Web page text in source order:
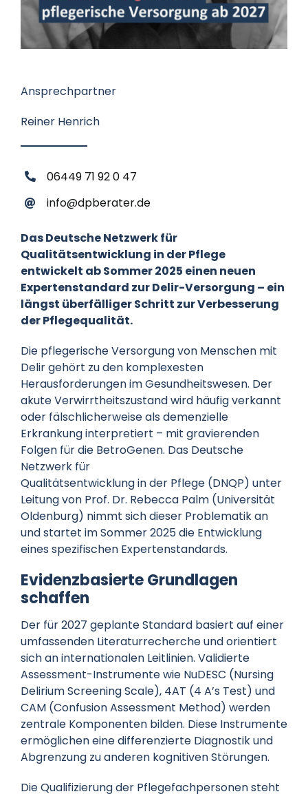
Ansprechpartner
Reiner Henrich
06449 71 92 0 47
info@dpberater.de
Das Deutsche Netzwerk für
Qualitätsentwicklung in der Pflege
entwickelt ab Sommer 2025 einen neuen
Expertenstandard zur Delir-Versorgung – ein
längst überfälliger Schritt zur Verbesserung
der Pflegequalität.
Die pflegerische Versorgung von Menschen mit
Delir gehört zu den komplexesten
Herausforderungen im Gesundheitswesen. Der
akute Verwirrtheitszustand wird häufig verkannt
oder fälschlicherweise als demenzielle
Erkrankung interpretiert – mit gravierenden
Folgen für die BetroGenen. Das Deutsche
Netzwerk für
Qualitätsentwicklung in der Pflege (DNQP) unter
Leitung von Prof. Dr. Rebecca Palm (Universität
Oldenburg) nimmt sich dieser Problematik an
und startet im Sommer 2025 die Entwicklung
eines spezifischen Expertenstandards.
Evidenzbasierte Grundlagen
schaffen
Der für 2027 geplante Standard basiert auf einer
umfassenden Literaturrecherche und orientiert
sich an internationalen Leitlinien. Validierte
Assessment-Instrumente wie NuDESC (Nursing
Delirium Screening Scale), 4AT (4 A’s Test) und
CAM (Confusion Assessment Method) werden
zentrale Komponenten bilden. Diese Instrumente
ermöglichen eine differenzierte Diagnostik und
Abgrenzung zu anderen kognitiven Störungen.
Die Qualifizierung der Pflegefachpersonen steht